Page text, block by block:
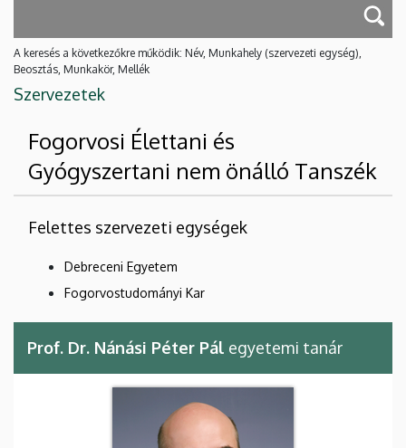
A keresés a következőkre működik: Név, Munkahely (szervezeti egység),
Beosztás, Munkakör, Mellék
Szervezetek
Fogorvosi Élettani és
Gyógyszertani nem önálló Tanszék
Felettes szervezeti egységek
Debreceni Egyetem
Fogorvostudományi Kar
Prof. Dr. Nánási Péter Pál egyetemi tanár